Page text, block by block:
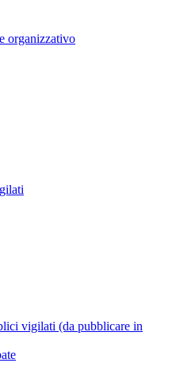
organizzativo
vigilati (da pubblicare in